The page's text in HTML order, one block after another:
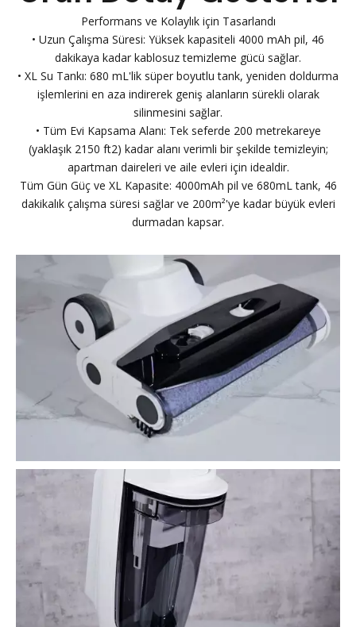
Performans ve Kolaylık için Tasarlandı
• Uzun Çalışma Süresi: Yüksek kapasiteli 4000 mAh pil, 46
dakikaya kadar kablosuz temizleme gücü sağlar.
• XL Su Tankı: 680 mL'lik süper boyutlu tank, yeniden doldurma
işlemlerini en aza indirerek geniş alanların sürekli olarak
silinmesini sağlar.
• Tüm Evi Kapsama Alanı: Tek seferde 200 metrekareye
(yaklaşık 2150 ft2) kadar alanı verimli bir şekilde temizleyin;
apartman daireleri ve aile evleri için idealdir.
Tüm Gün Güç ve XL Kapasite: 4000mAh pil ve 680mL tank, 46
dakikalık çalışma süresi sağlar ve 200m²'ye kadar büyük evleri
durmadan kapsar.